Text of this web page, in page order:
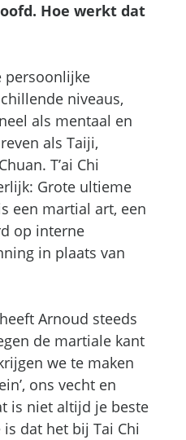
Hoe werkt dat
persoonlijke
niveaus,
als mentaal en
als Taiji,
T’ai Chi
Grote ultieme
een martial art, een
op interne
in plaats van
Arnoud steeds
de martiale kant
we te maken
ons vecht en
is niet altijd je beste
dat het bij Tai Chi